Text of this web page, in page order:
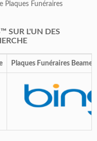
Plaques Funéraires
SUR L'UN DES
Plaques Funéraires